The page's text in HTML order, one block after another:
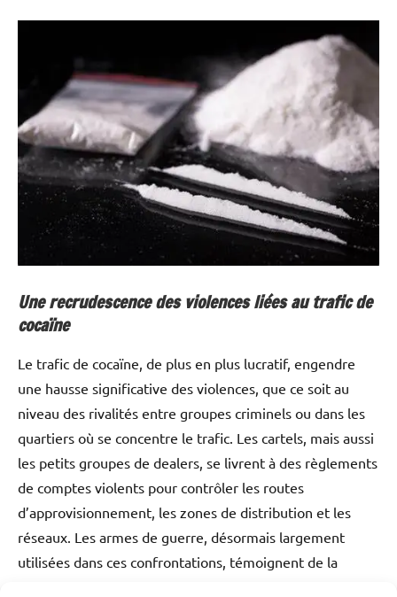
Une recrudescence des violences liées au trafic de
cocaïne
Le trafic de cocaïne, de plus en plus lucratif, engendre
une hausse significative des violences, que ce soit au
niveau des rivalités entre groupes criminels ou dans les
quartiers où se concentre le trafic. Les cartels, mais aussi
les petits groupes de dealers, se livrent à des règlements
de comptes violents pour contrôler les routes
d’approvisionnement, les zones de distribution et les
réseaux. Les armes de guerre, désormais largement
utilisées dans ces confrontations, témoignent de la